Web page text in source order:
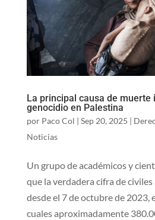
La principal causa de muerte
genocidio en Palestina
por Paco Col | Sep 20, 2025 |
Noticias
Un grupo de académicos y
que la verdadera cifra de civiles
desde el 7 de octubre de 2023,
cuales aproximadamente